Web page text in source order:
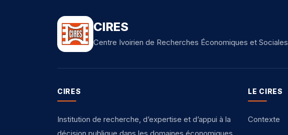
CIRES
Centre Ivoirien de Recherches Économiques et Sociales
CIRES
Institution de recherche, d’expertise et d’appui à la
LE CIRES
Contexte